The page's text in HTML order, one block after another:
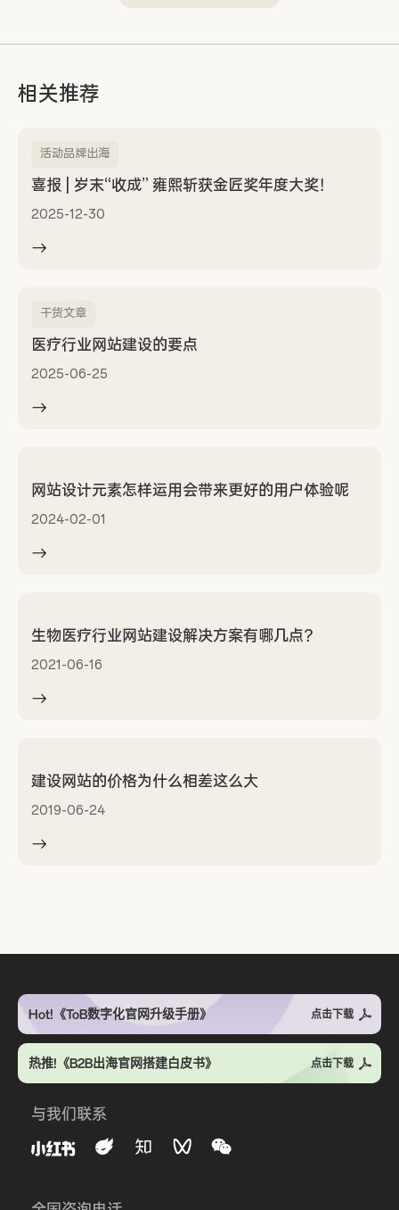
相关推荐
活动品牌出海
喜报 | 岁末“收成” 雍熙斩获金匠奖年度大奖！
2025-12-30
干货文章
医疗行业网站建设的要点
2025-06-25
网站设计元素怎样运用会带来更好的用户体验呢
2024-02-01
生物医疗行业网站建设解决方案有哪几点？
2021-06-16
建设网站的价格为什么相差这么大
2019-06-24
Hot!《ToB数字化官网升级手册》 点击下载
热推!《B2B出海官网搭建白皮书》 点击下载
与我们联系